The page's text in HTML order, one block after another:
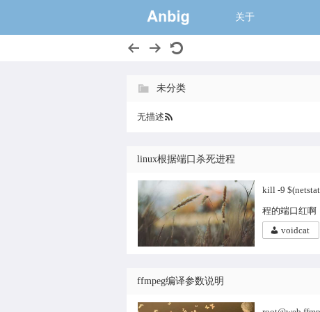
一个大的猫
关于
未分类
无描述
linux根据端口杀死进程
kill -9
程的端口红啊
voidcat
ffmpeg编译参数说明